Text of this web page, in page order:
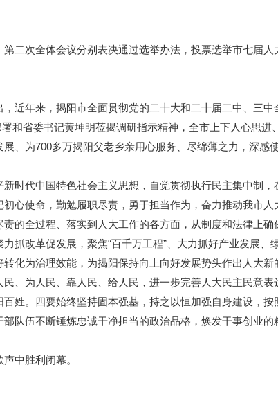
次全体会议分别表决通过选举办法，投票选举市七届人
年来，揭阳市全面贯彻党的二十大和二十届二中、三中
和省委书记黄坤明莅揭调研指示精神，全市上下人心思
、为700多万揭阳父老乡亲用心服务、尽绵薄之力，深感
代中国特色社会主义思想，自觉贯彻执行民主集中制，
心使命，勤勉履职尽责，勇于担当作为，奋力推动我市
的全过程、落实到人大工作的各方面，从制度和法律上
抓改革促发展，聚焦“百千万工程”、大力抓好产业发展
化为治理效能，为揭阳保持向上向好发展势头作出人大
、为人民、靠人民、给人民，进一步完善人大民主民意
姓。四要始终坚持固本强基，持之以恒加强自身建设，按
队伍不断锤炼忠诚干净担当的政治品格，焕发干事创业的
中胜利闭幕。